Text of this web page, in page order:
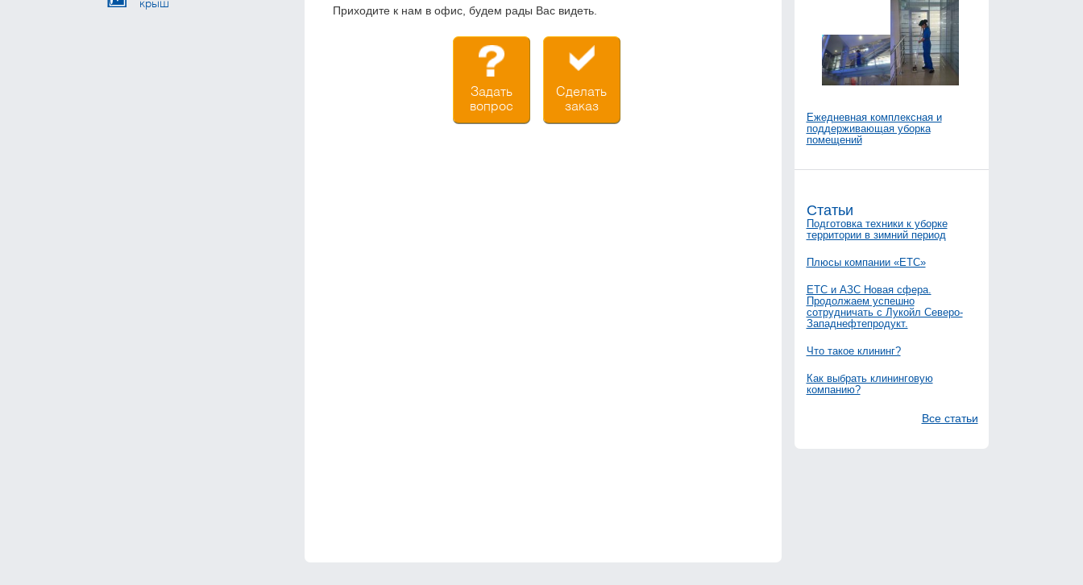
крыш
Приходите к нам в офис, будем рады Вас видеть.
Задать
вопрос
Сделать
заказ
Ежедневная комплексная и
поддерживающая уборка
помещений
Статьи
Подготовка техники к уборке
территории в зимний период
Плюсы компании «ЕТС»
ЕТС и АЗС Новая сфера.
Продолжаем успешно
сотрудничать с Лукойл Северо-
Западнефтепродукт.
Что такое клининг?
Как выбрать клининговую
компанию?
Все статьи